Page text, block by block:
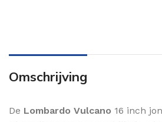
Omschrijving
De Lombardo Vulcano 16 inch